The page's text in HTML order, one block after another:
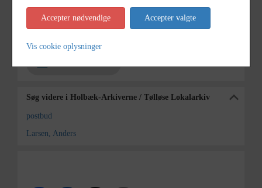
Fotograf Ukendt
Arkiv
Holbæk-Arkiverne / Tølløse
Søg videre i Holbæk-Arkiverne / Tølløse Lokalarkiv
postbud
Larsen, Anders
Accepter nødvendige Accepter valgte
Vis cookie oplysninger